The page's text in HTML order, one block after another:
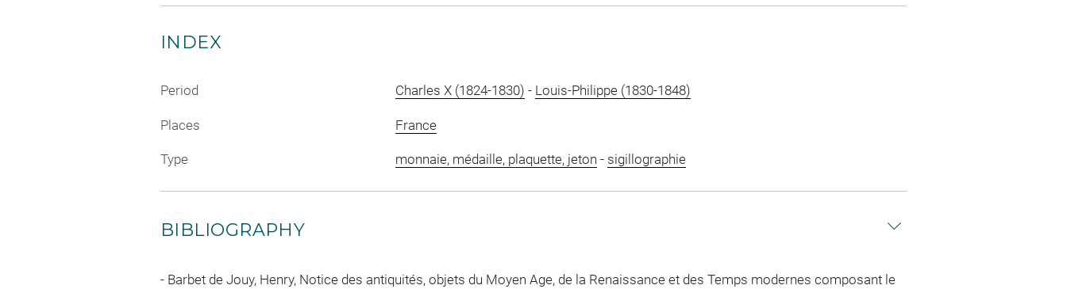
INDEX
Period Charles X (1824-1830) - Louis-Philippe (1830-1848)
Places France
Type monnaie, médaille, plaquette, jeton - sigillographie
BIBLIOGRAPHY
Barbet de Jouy, Henry, Notice des antiquités, objets du Moyen Age, de la Renaissance et des Temps modernes composant le